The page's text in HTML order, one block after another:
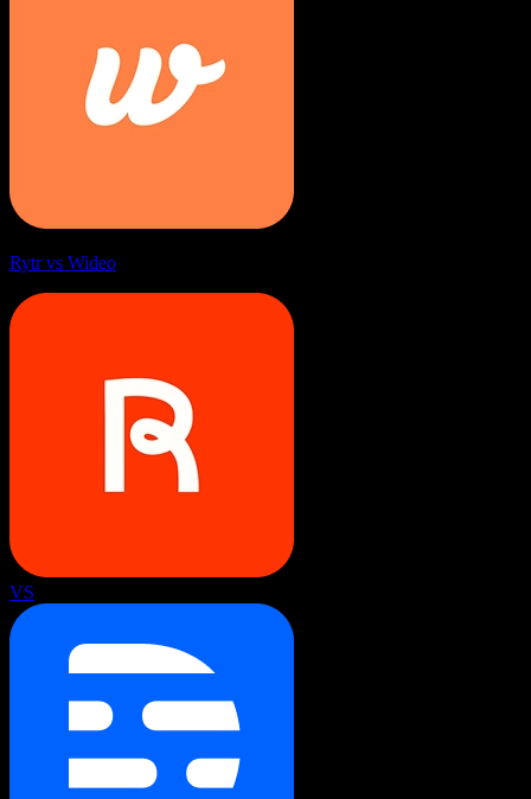
Rytr vs Wideo
VS